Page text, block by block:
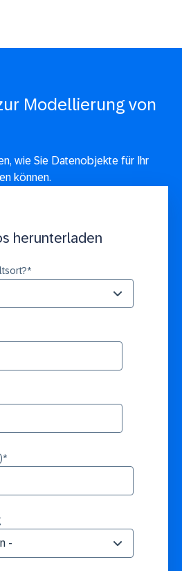
Modellierung von
wie Sie Datenobjekte für Ihr
können.
herunterladen
*
*